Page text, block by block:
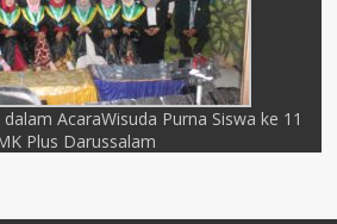
AcaraWisuda Purna Siswa ke 11
Plus Darussalam